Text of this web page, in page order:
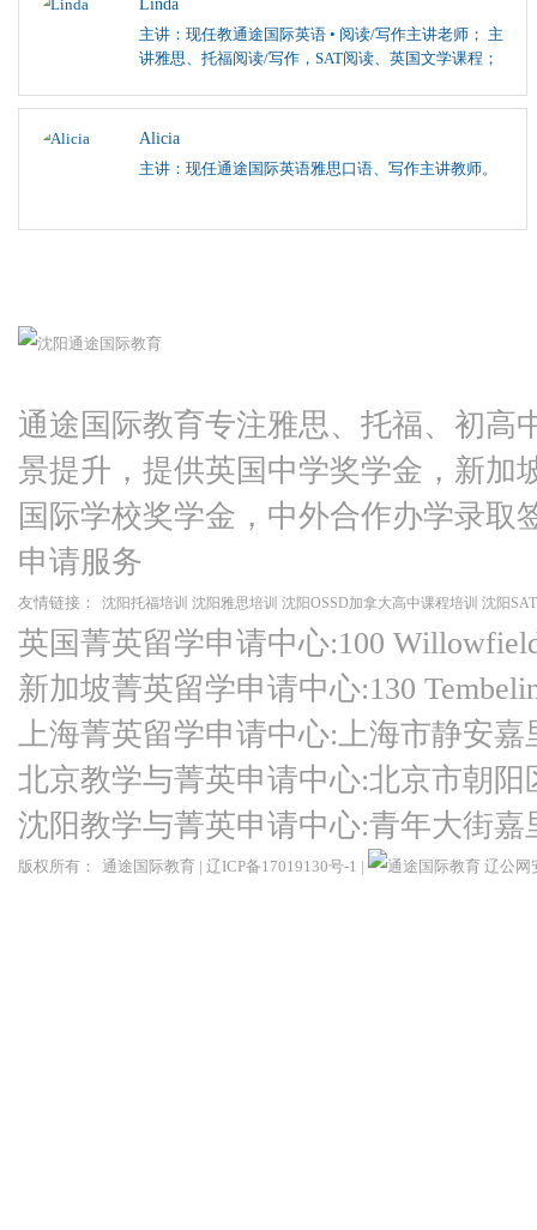
Linda
主讲：现任教通途国际英语 • 阅读/写作主讲老师； 主
讲雅思、托福阅读/写作，SAT阅读、英国文学课程；
Alicia
主讲：现任通途国际英语雅思口语、写作主讲教师。
通途国际教育专注雅思、托福、初高
景提升，提供英国中学奖学金，新加
国际学校奖学金，中外合作办学录取
申请服务
友情链接： 沈阳托福培训 沈阳雅思培训 沈阳OSSD加拿大高中课程培训 沈阳
英国菁英留学申请中心:100
新加坡菁英留学申请中心:130
上海菁英留学申请中心:上海市静安嘉
北京教学与菁英申请中心:北京市朝
沈阳教学与菁英申请中心:青年大街
版权所有： 通途国际教育 | 辽ICP备17019130号-1 | 辽公网